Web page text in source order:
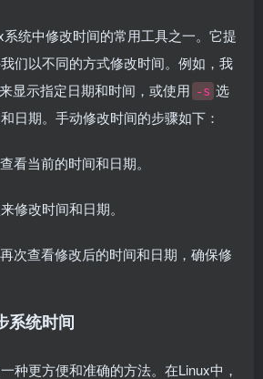
统中修改时间的常用工具之一。它提
们以不同的方式修改时间。例如，我
显示指定日期和时间，或使用 -s 选
日期。手动修改时间的步骤如下：
看当前的时间和日期。
修改时间和日期。
次查看修改后的时间和日期，确保修
系统时间
种更方便和准确的方法。在Linux中，